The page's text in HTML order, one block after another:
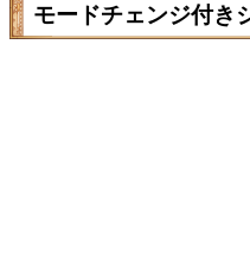
モードチェンジ付き